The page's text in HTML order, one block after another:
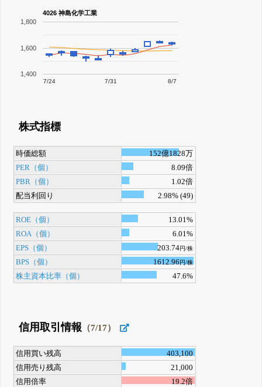
4026 神島化学工業
7/24 7/31 8/7
1,400
1,600
1,800
株式指標
時価総額
152億1828万
PER（個）
8.09倍
PBR（個）
1.02倍
配当利回り
2.98% (49)
ROE（個）
13.01%
ROA（個）
6.01%
EPS（個）
203.74円/株
BPS（個） 1612.96円/株
株主資本比率（個） 47.6%
信用取引情報 （7/17）
信用買い残高
403,100
信用売り残高
21,000
信用倍率
19.2倍